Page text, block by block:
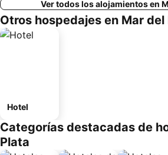
Ver todos los alojamientos en
Otros hospedajes en Mar del
Hotel
Categorías destacadas de
Plata